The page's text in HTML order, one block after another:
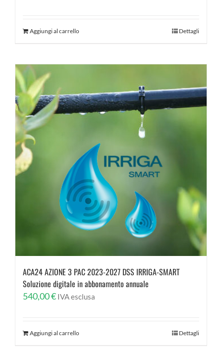
Aggiungi al carrello Dettagli
ACA24 AZIONE 3 PAC 2023-2027 DSS IRRIGA-SMART
Soluzione digitale in abbonamento annuale
540,00€ IVA esclusa
Aggiungi al carrello Dettagli